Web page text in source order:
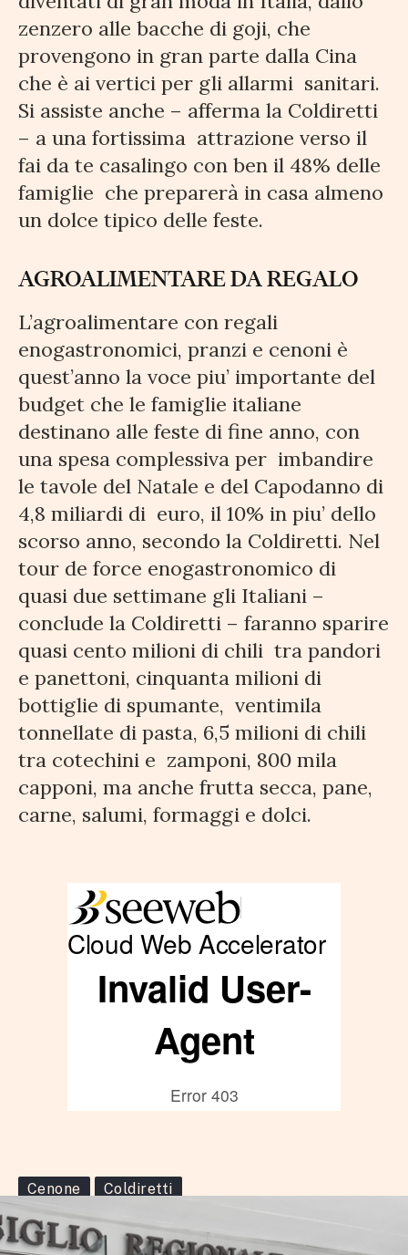
zenzero alle bacche di goji, che
provengono in gran parte dalla Cina
che è ai vertici per gli allarmi sanitari.
Si assiste anche – afferma la Coldiretti
– a una fortissima attrazione verso il
fai da te casalingo con ben il 48% delle
famiglie che preparerà in casa almeno
un dolce tipico delle feste.
AGROALIMENTARE DA REGALO
L’agroalimentare con regali
enogastronomici, pranzi e cenoni è
quest’anno la voce piu’ importante del
budget che le famiglie italiane
destinano alle feste di fine anno, con
una spesa complessiva per imbandire
le tavole del Natale e del Capodanno di
4,8 miliardi di euro, il 10% in piu’ dello
scorso anno, secondo la Coldiretti. Nel
tour de force enogastronomico di
quasi due settimane gli Italiani –
conclude la Coldiretti – faranno sparire
quasi cento milioni di chili tra pandori
e panettoni, cinquanta milioni di
bottiglie di spumante, ventimila
tonnellate di pasta, 6,5 milioni di chili
tra cotechini e zamponi, 800 mila
capponi, ma anche frutta secca, pane,
carne, salumi, formaggi e dolci.
Cenone Coldiretti